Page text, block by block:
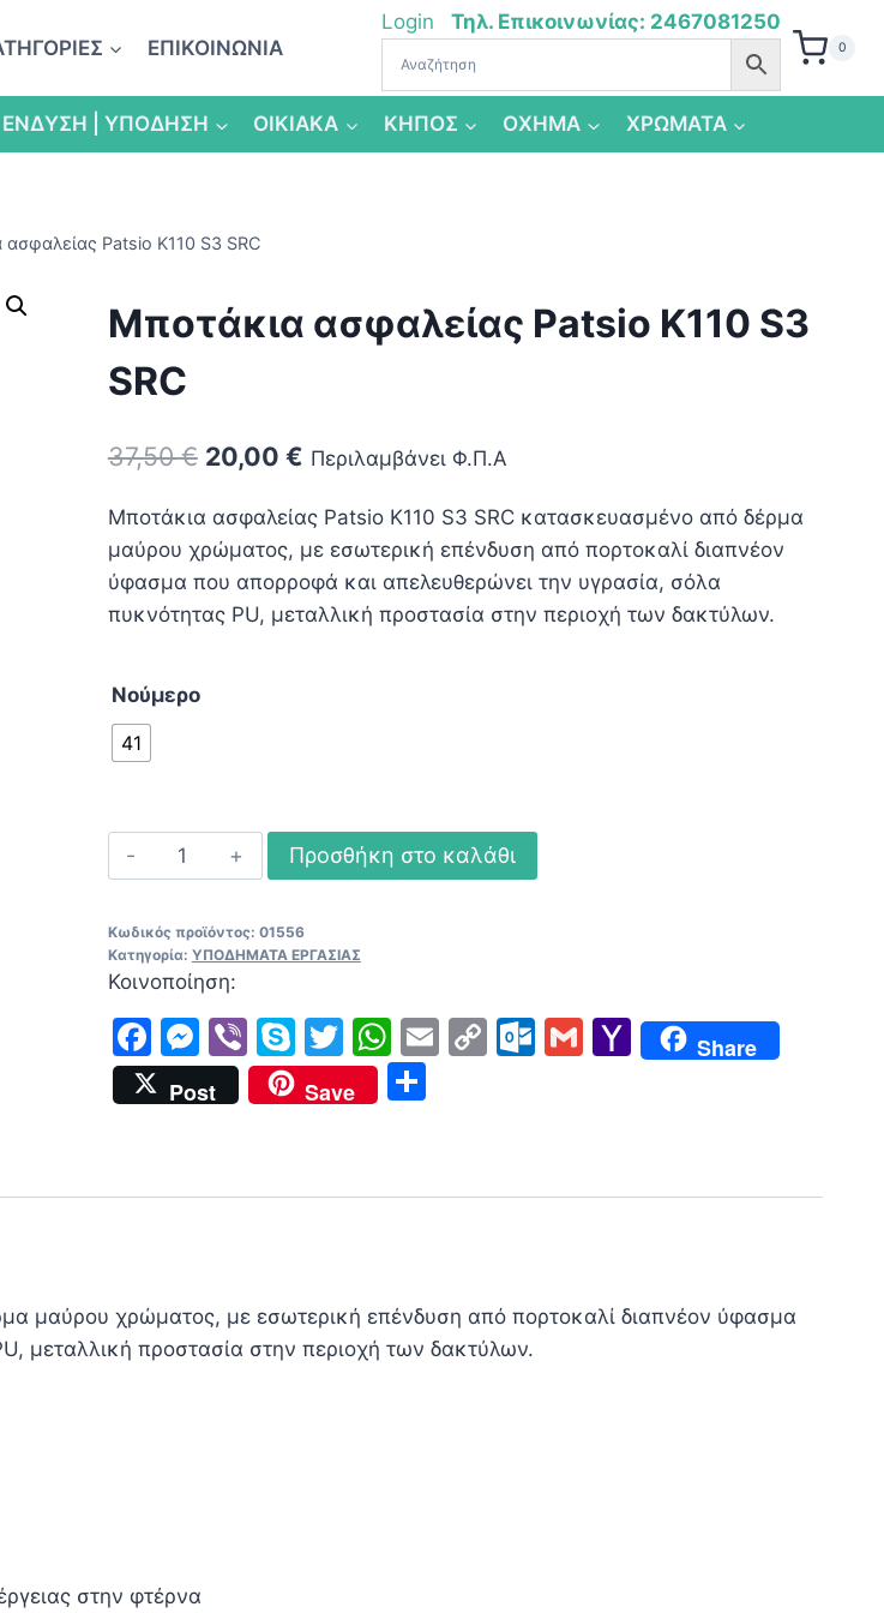
ΕΠΙΚΟΙΝΩΝΙΑ
Login Τηλ. Επικοινωνίας: 2467081250
0
ΕΝΔΥΣΗ | ΥΠΟΔΗΣΗ ΟΙΚΙΑΚΑ ΚΗΠΟΣ ΟΧΗΜΑ ΧΡΩΜΑΤΑ
Patsio K110 S3 SRC
Μποτάκια ασφαλείας Patsio K110 S3
SRC
37,50€ Original
was:
37,50 €.
20,00 €Η
τιμή
είναι:
20,00 €.
Περιλαμβάνει Φ.Π.Α
Μποτάκια ασφαλείας Patsio K110 S3 SRC κατασκευασμένο από δέρμα
μαύρου χρώματος, με εσωτερική επένδυση από πορτοκαλί διαπνέον
ύφασμα που απορροφά και απελευθερώνει την υγρασία, σόλα
πυκνότητας PU, μεταλλική προστασία στην περιοχή των δακτύλων.
Νούμερο
41
Μποτάκια
ασφαλείας
K110
S3
ποσότητα
Προσθήκη στο καλάθι
Κωδικός προϊόντος: 01556
Κατηγορία: ΥΠΟΔΗΜΑΤΑ ΕΡΓΑΣΙΑΣ
Κοινοποίηση:
Facebook
Messenger
ViberSkype
Twitter
WhatsApp
Email
CopyOutlook.com
Gmail
Yahoo
Mail
Share
Post
Save Μοιραστείτε
μαύρου χρώματος, με εσωτερική επένδυση από πορτοκαλί διαπνέον ύφασμα
μεταλλική προστασία στην περιοχή των δακτύλων.
στην φτέρνα